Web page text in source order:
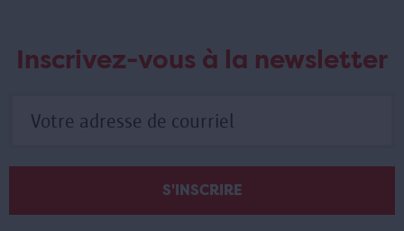
Inscrivez-vous à la newsletter